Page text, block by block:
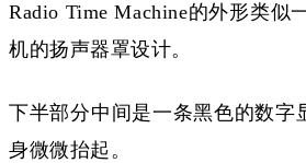
Radio Time Machine的外形类
机的扬声器罩设计。
下半部分中间是一条黑色的数
身微微抬起。